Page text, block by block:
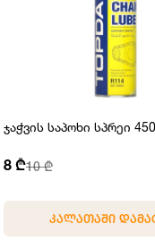
ჯაჭვის საპოხი სპრეი
8 ₾10 ₾
ᲙᲐᲚᲐᲗᲐᲨᲘ